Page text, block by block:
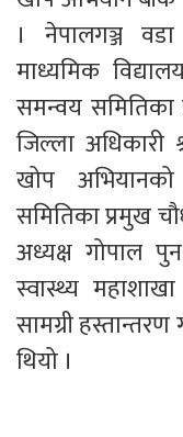
। नेपालगञ्ज
माध्यमिक
समन्वय समितिका
जिल्ला
खोप
समितिका प्रमुख
अध्यक्ष गोपाल
स्वास्थ्य
सामग्री
थियो ।